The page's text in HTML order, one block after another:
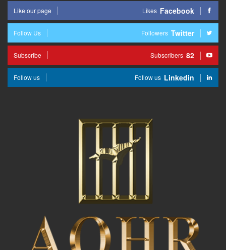
Facebook
Likes
Like our page
Twitter
Followers
Follow Us
82
Subscribers
Subscribe
Linkedin
Follow us
Follow us